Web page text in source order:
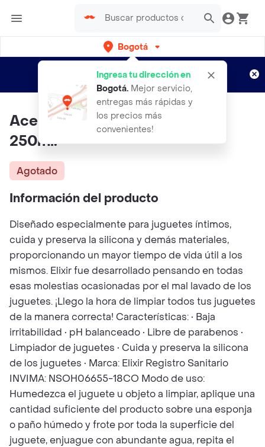
Bogotá
Ingresa tu dirección en
Bogotá. Mejor servicio,
entregas más rápidas y
los precios más
convenientes!
envíos gratis por semanas
Aplican TyC
Aceite De Masajes Coco Elixir
250ml.
Agotado
Información del producto
Diseñado especialmente para juguetes íntimos,
cuida y preserva la silicona y demás materiales,
proporcionando un mayor tiempo de vida útil a los
mismos. Elixir fue desarrollado pensando en todas
esas molestias ocasionadas por el mal lavado de los
juguetes. ¡Llego la hora de limpiar todos tus juguetes
de la manera correcta! Características: • Baja
irritabilidad • pH balanceado • Libre de parabenos •
Limpiador de juguetes • Cuida y preserva la silicona
de los juguetes • Marca: Elixir Registro Sanitario
INVIMA: NSOH06655-18CO Modo de uso:
Humedezca el juguete u objeto a limpiar, aplique una
cantidad suficiente del producto sobre una esponja
o paño húmedo y frote por toda la superficie del
juguete, enjuague con abundante agua, repita el